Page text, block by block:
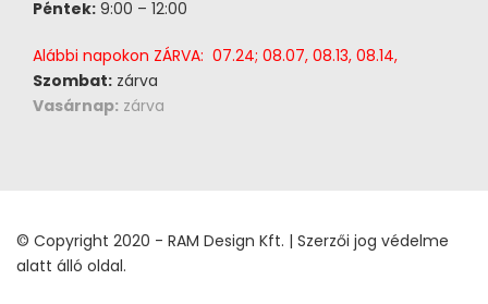
Péntek: 9:00 – 12:00
Alábbi napokon ZÁRVA: 07.24; 08.07, 08.13, 08.14,
Szombat: zárva
Vasárnap: zárva
© Copyright 2020 - RAM Design Kft. | Szerzői jog védelme
alatt álló oldal.